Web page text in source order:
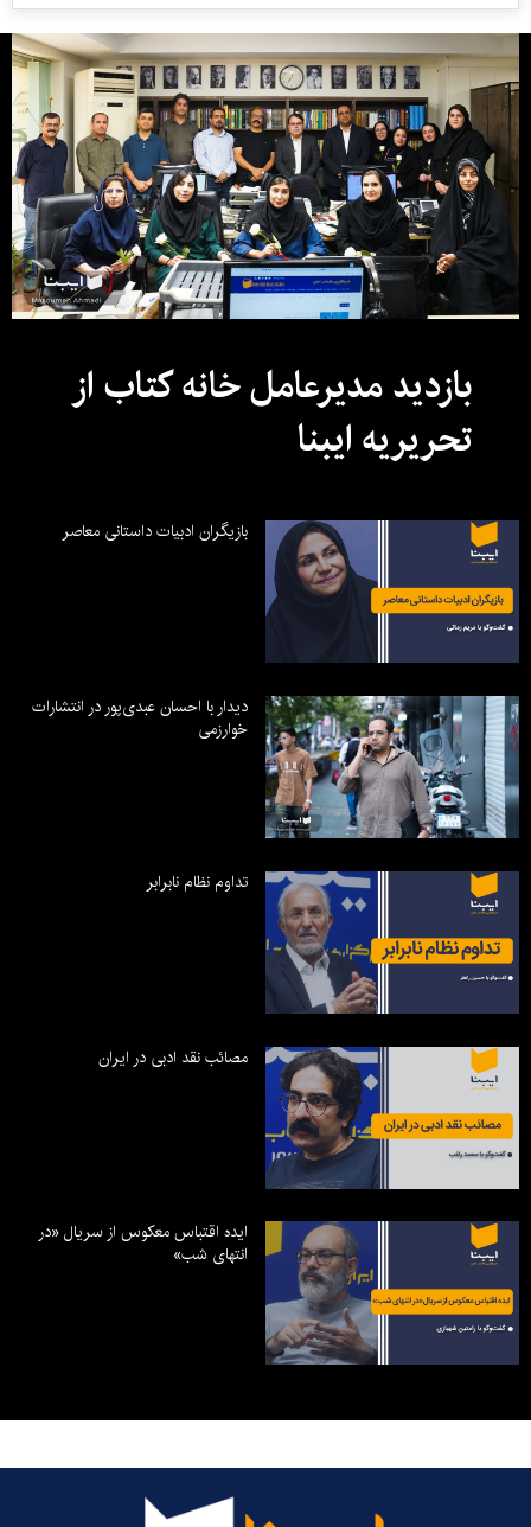
بازدید مدیرعامل خانه کتاب از
تحریریه ایبنا
بازیگران ادبیات داستانی معاصر
دیدار با احسان عبدی‌پور در انتشارات
خوارزمی
تداوم نظام نابرابر
مصائب نقد ادبی در ایران
ایده اقتباس معکوس از سریال «در
انتهای شب»